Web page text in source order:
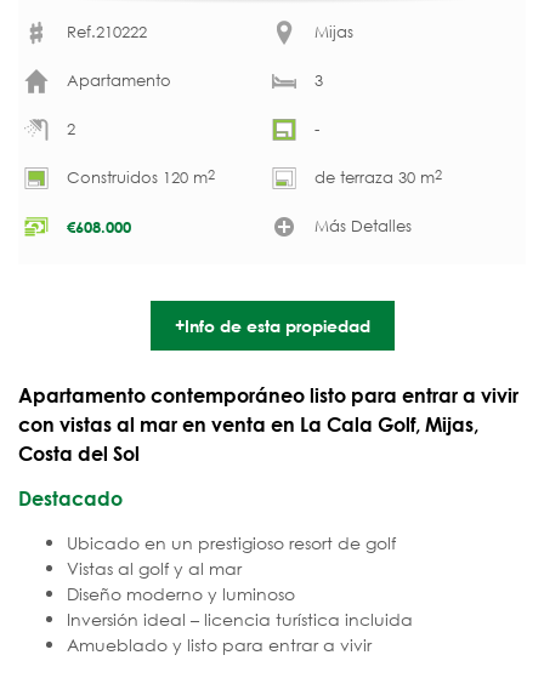
Ref.210222 Mijas
Apartamento 3
2 -
Construidos 120 m2 de terraza 30 m2
€608.000 Más Detalles
+Info de esta propiedad
Apartamento contemporáneo listo para entrar a vivir
con vistas al mar en venta en La Cala Golf, Mijas,
Costa del Sol
Destacado
Ubicado en un prestigioso resort de golf
Vistas al golf y al mar
Diseño moderno y luminoso
Inversión ideal – licencia turística incluida
Amueblado y listo para entrar a vivir